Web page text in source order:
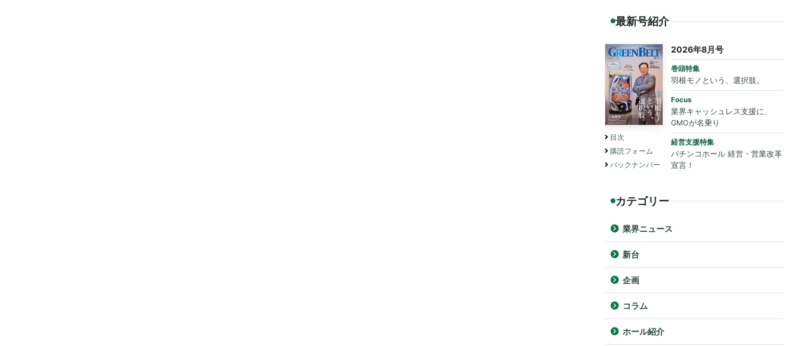
最新号紹介
目次
購読フォーム
バックナンバー
2026年8月号
巻頭特集
羽根モノという、選択肢。
Focus
業界キャッシュレス支援に、
GMOが名乗り
経営支援特集
パチンコホール 経営・営業改革
宣言！
カテゴリー
業界ニュース
新台
企画
コラム
ホール紹介